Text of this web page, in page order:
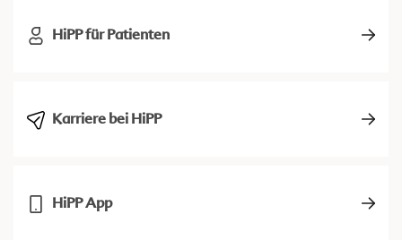
HiPP für Patienten
Karriere bei HiPP
HiPP App